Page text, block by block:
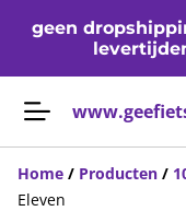
geen
Home / Producten /
Eleven